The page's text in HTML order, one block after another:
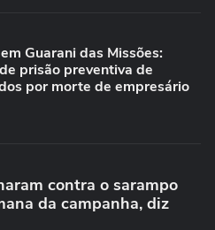
Guarani das Missões:
prisão preventiva de
por morte de empresário
contra o sarampo
da campanha, diz